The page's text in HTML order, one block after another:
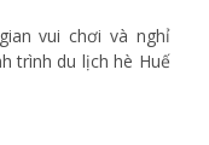
vui chơi và nghỉ
trình du lịch hè Huế